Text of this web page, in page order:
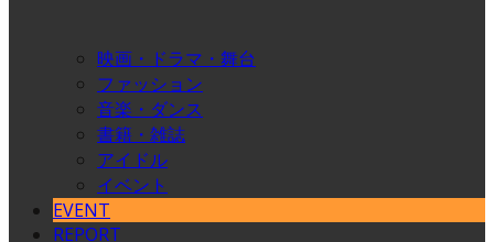
映画・ドラマ・舞台
ファッション
音楽・ダンス
書籍・雑誌
アイドル
イベント
EVENT
REPORT